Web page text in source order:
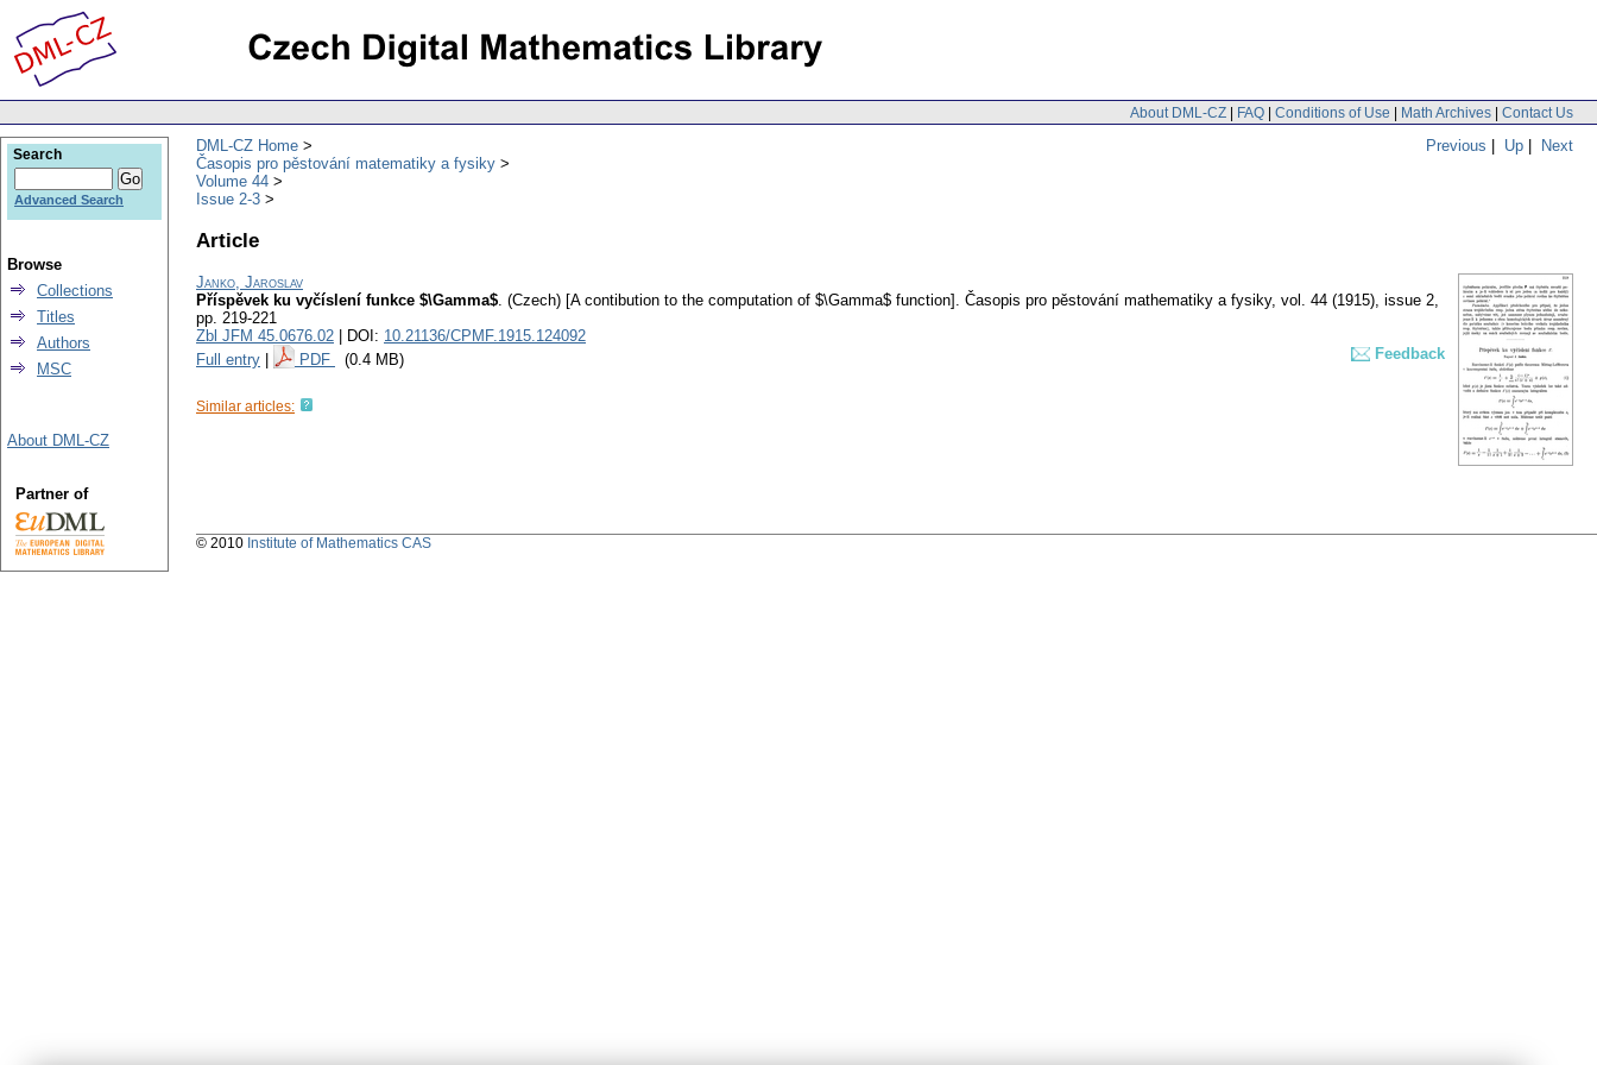
About DML-CZ | FAQ | Conditions of Use | Math Archives | Contact Us
Previous | Up | Next
DML-CZ Home
Časopis pro pěstování matematiky a fysiky
Volume 44
Issue 2-3
Article
Janko, Jaroslav
Příspěvek ku vyčíslení funkce $\Gamma$. (Czech) [A contibution to the computation of $\Gamma$ function]. Časopis pro pěstování mathematiky a fysiky, vol. 44 (1915), issue 2,
pp. 219-221
Zbl JFM 45.0676.02 | DOI: 10.21136/CPMF.1915.124092
Full entry
PDF (0.4 MB) Feedback
Similar articles:
Search
Advanced Search
Browse
Collections
Titles
Authors
MSC
About DML-CZ
Partner of
© 2010 Institute of Mathematics CAS